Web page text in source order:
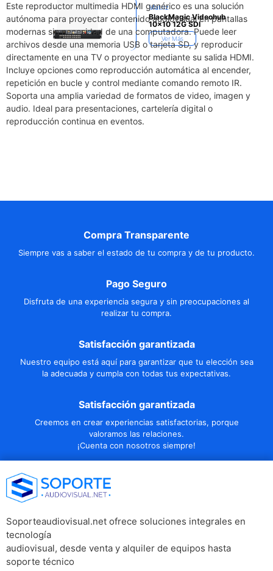
Matriz
BlackMagic Videohub
10×10 12G SDI
Ver Más
Este reproductor multimedia HDMI genérico es una solución
autónoma para proyectar contenido audiovisual en pantallas
modernas sin necesidad de una computadora. Puede leer
archivos desde una memoria USB o tarjeta SD, y reproducir
directamente en una TV o proyector mediante su salida HDMI.
Incluye opciones como reproducción automática al encender,
repetición en bucle y control mediante comando remoto IR.
Soporta una amplia variedad de formatos de video, imagen y
audio. Ideal para presentaciones, cartelería digital o
reproducción continua en eventos.
Compra Transparente
Siempre vas a saber el estado de tu compra y de tu producto.
Pago Seguro
Disfruta de una experiencia segura y sin preocupaciones al
realizar tu compra.
Satisfacción garantizada
Nuestro equipo está aquí para garantizar que tu elección sea
la adecuada y cumpla con todas tus expectativas.
Satisfacción garantizada
Creemos en crear experiencias satisfactorias, porque
valoramos las relaciones.
¡Cuenta con nosotros siempre!
Soporteaudiovisual.net ofrece soluciones integrales en
tecnología
audiovisual, desde venta y alquiler de equipos hasta
soporte técnico